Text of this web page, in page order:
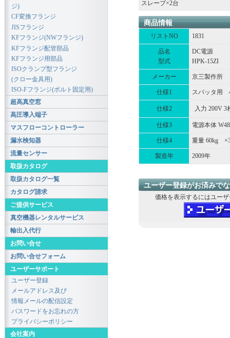
スレーブ×2台
商品情報
リストNO 1831
品名
型式
DC電源
HPK-15ZI
メーカー 京三製作所
仕様1 スパッタ用
仕様2 入力 200V 3
仕様3 電源本体
仕様4 重量 60kg
製造年 2009年
ユーザー登録がお済みで
価格を表示するにはユー
ジ)
CF変換フランジ
JISフランジ
KFフランジ(NWフランジ)
KFフランジ配管部品
KFフランジ用部品
ISOクランプ型フランジ
(クロー金具用)
ISO-Fフランジ(ボルト固定用)
超高真空窓
高圧導入端子
マスフローコントローラー
漏水検知器
流量センサー
取扱カタログ
取扱カタログ一覧
カタログ請求
ご提供サービス
真空機器レンタルサービス
輸出入代行
お問い合せ
お問い合せフォーム
ユーザーサポート
ユーザー登録
メールアドレス及び
情報メールの配信設定
パスワードをお忘れの方
プライバシーポリシー
会社案内